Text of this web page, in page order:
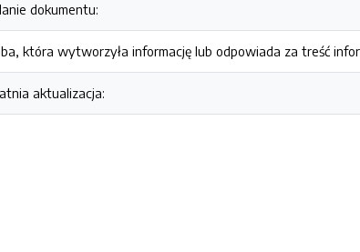
dokumentu:
która wytworzyła informację lub odpowiada za treść
aktualizacja: